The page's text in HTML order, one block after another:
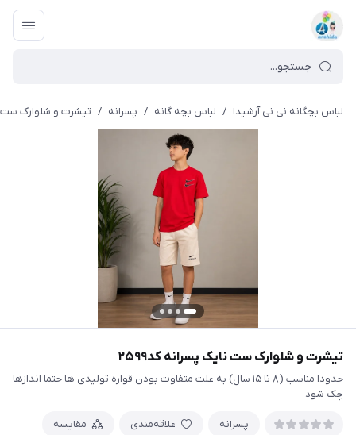
لباس بچگانه نی نی آرشیدا / لباس بچه گانه / پسرانه / تیشرت و شلوارک ست
تیشرت و شلوارک ست نایک پسرانه کد۲۵۹۹
حدودا مناسب (۸ تا ۱۵ سال) به علت متفاوت بودن قواره تولیدی ها حتما اندازها
چک شود
پسرانه علاقه‌مندی مقایسه